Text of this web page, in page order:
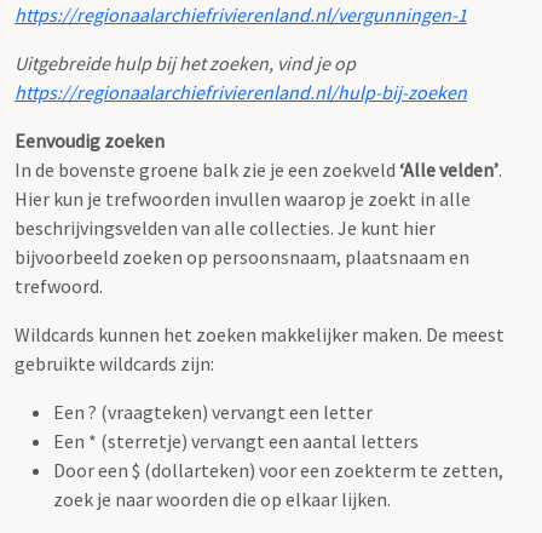
https://regionaalarchiefrivierenland.nl/vergunningen-1
Uitgebreide hulp bij het zoeken, vind je op
https://regionaalarchiefrivierenland.nl/hulp-bij-zoeken
Eenvoudig zoeken
In de bovenste groene balk zie je een zoekveld ‘Alle velden’.
Hier kun je trefwoorden invullen waarop je zoekt in alle
beschrijvingsvelden van alle collecties. Je kunt hier
bijvoorbeeld zoeken op persoonsnaam, plaatsnaam en
trefwoord.
Wildcards kunnen het zoeken makkelijker maken. De meest
gebruikte wildcards zijn:
Een ? (vraagteken) vervangt een letter
Een * (sterretje) vervangt een aantal letters
Door een $ (dollarteken) voor een zoekterm te zetten,
zoek je naar woorden die op elkaar lijken.